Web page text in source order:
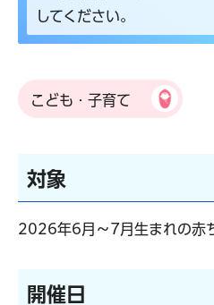
してください。
こども・子育て
対象
2026年6月～7月生まれの赤
開催日